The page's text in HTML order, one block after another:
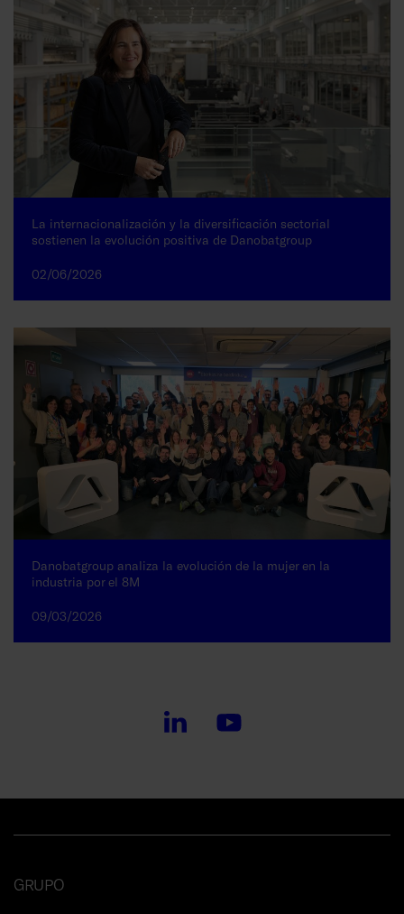
La internacionalización y la diversificación sectorial
sostienen la evolución positiva de Danobatgroup
02/06/2026
Danobatgroup analiza la evolución de la mujer en la
industria por el 8M
09/03/2026
GRUPO